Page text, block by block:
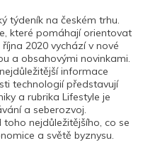
týdeník na českém trhu.
které pomáhají orientovat
2020 vychází v nové
a obsahovými novinkami.
informace
technologií představují
a rubrika Lifestyle je
a seberozvoj.
nejdůležitějšího, co se
a světě byznysu.